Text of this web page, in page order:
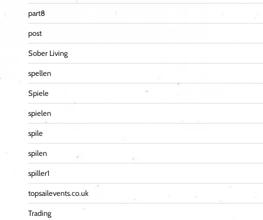
part8
post
Sober Living
spellen
Spiele
spielen
spile
spilen
spiller1
topsailevents.co.uk
Trading